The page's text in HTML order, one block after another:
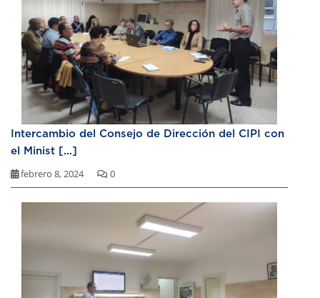
Intercambio del Consejo de Dirección del CIPI con
el Minist [...]
febrero 8, 2024 0